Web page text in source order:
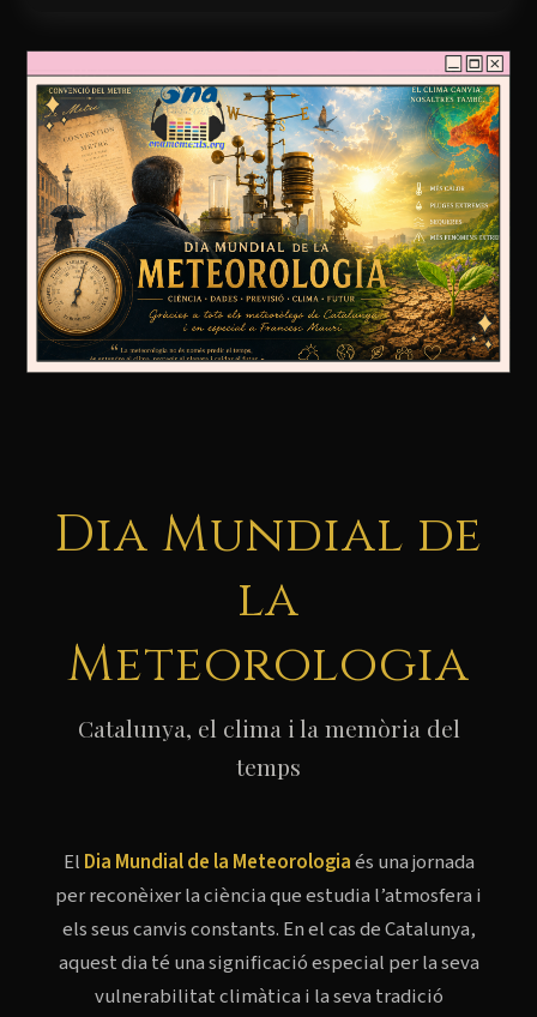
Dia Mundial de
la
Meteorologia
Catalunya, el clima i la memòria del
temps
El Dia Mundial de la Meteorologiaés una jornada
per reconèixer la ciència que estudia l’atmosfera i
els seus canvis constants. En el cas de Catalunya,
aquest dia té una significació especial per la seva
vulnerabilitat climàtica i la seva tradició